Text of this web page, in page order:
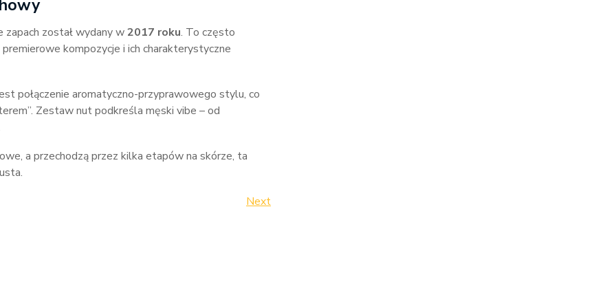
zapach został wydany w2017 roku. To często
kompozycje i ich charakterystyczne
połączenie aromatyczno-przyprawowego stylu, co
Zestaw nut podkreśla męski vibe – od
a przechodzą przez kilka etapów na skórze, ta
Next
Next